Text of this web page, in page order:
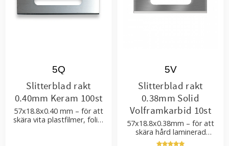
Slitterblad rakt
0.40mm Keram 100st
57x18.8x0.40 mm – för att
skära vita plastfilmer, folier
5Q
Slitterblad rakt
0.38mm Solid
Volframkarbid 10st
57x18.8x0.38mm – för att
skära hård laminerad
plastfilm och förpackningar
5V